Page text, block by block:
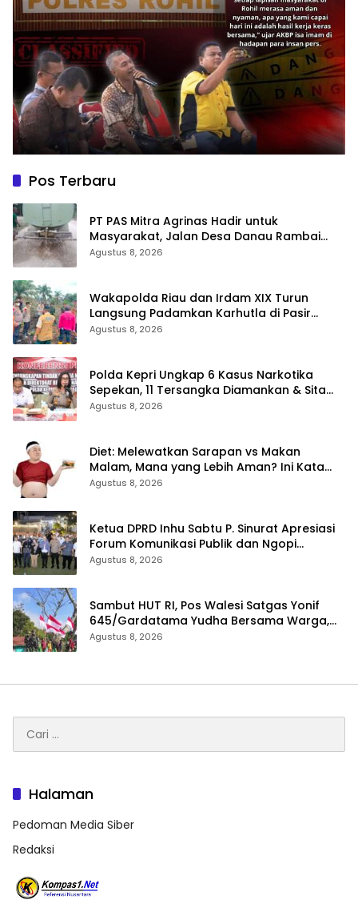
Pos Terbaru
‎PT PAS Mitra Agrinas Hadir untuk
Masyarakat, Jalan Desa Danau Rambai
Dirawat dan Disiram
Agustus 8, 2026
Wakapolda Riau dan Irdam XIX Turun
Langsung Padamkan Karhutla di Pasir
Limau Kapas Rohil
Agustus 8, 2026
Polda Kepri Ungkap 6 Kasus Narkotika
Sepekan, 11 Tersangka Diamankan & Sita
402 Gram Sabu
Agustus 8, 2026
Diet: Melewatkan Sarapan vs Makan
Malam, Mana yang Lebih Aman? Ini Kata
Dokter
Agustus 8, 2026
Ketua DPRD Inhu Sabtu P. Sinurat Apresiasi
Forum Komunikasi Publik dan Ngopi
Bersama Kejari Inhu
Agustus 8, 2026
Sambut HUT RI, Pos Walesi Satgas Yonif
645/Gardatama Yudha Bersama Warga,
Kibarkan Merah Putih di Bukit Walesi
Agustus 8, 2026
untuk:
Halaman
Pedoman Media Siber
Redaksi